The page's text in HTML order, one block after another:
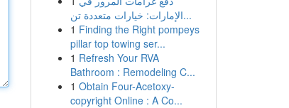
الإمارات: خيارات متعددة تن...
1 Finding the Right pompeys
pillar top towing ser...
1 Refresh Your RVA
Bathroom : Remodeling C...
1 Obtain Four-Acetoxy-
copyright Online : A Co...